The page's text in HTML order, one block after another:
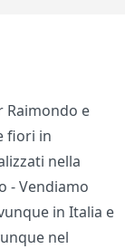
Raimondo e
fiori in
nella
- Vendiamo
in Italia e
nel